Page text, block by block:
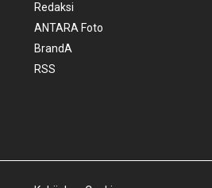
Redaksi
ANTARA Foto
BrandA
RSS